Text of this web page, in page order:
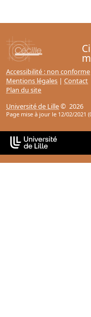
Accessibilité : non conforme
Mentions légales | Contact
Plan du site
Université de Lille© 2026
Page mise à jour le 12/02/2021